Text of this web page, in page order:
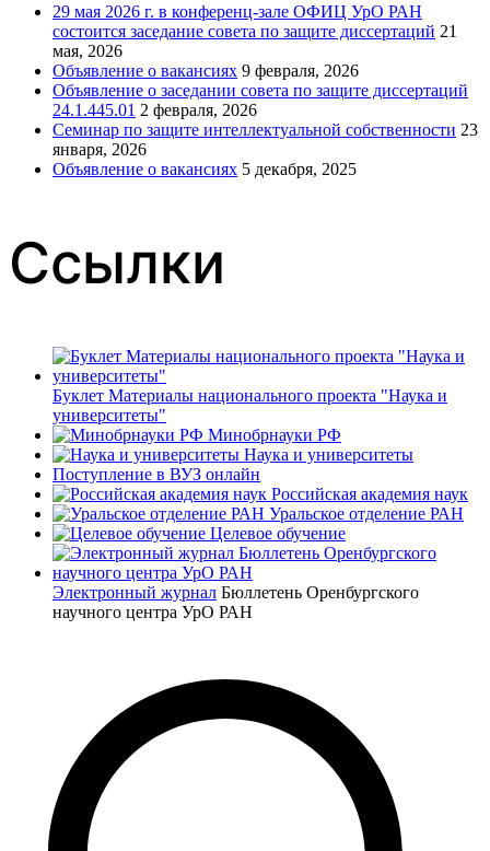
29 мая 2026 г. в конференц-зале ОФИЦ УрО РАН
состоится заседание совета по защите диссертаций 21
мая, 2026
Объявление о вакансиях 9 февраля, 2026
Объявление о заседании совета по защите диссертаций
24.1.445.01 2 февраля, 2026
Семинар по защите интеллектуальной собственности 23
января, 2026
Объявление о вакансиях 5 декабря, 2025
Ссылки
Буклет Материалы национального проекта "Наука и
университеты"
Минобрнауки РФ
Наука и университеты
Поступление в ВУЗ онлайн
Российская академия наук
Уральское отделение РАН
Целевое обучение
Электронный журнал Бюллетень Оренбургского
научного центра УрО РАН